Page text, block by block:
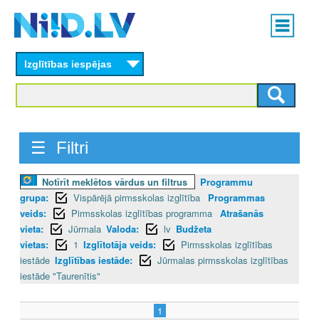
content
Main
menu
Izglītības iespējas
☰ Filtri
Notīrīt meklētos vārdus un filtrus
Programmu
grupa:
Vispārējā pirmsskolas izglītība
Programmas
veids:
Pirmsskolas izglītības programma Atrašanās
vieta:
Jūrmala Valoda: lv Budžeta
vietas:
1 Izglītotāja veids:
Pirmsskolas izglītības
iestāde Izglītības iestāde:
Jūrmalas pirmsskolas izglītības
iestāde "Taurenītis"
1